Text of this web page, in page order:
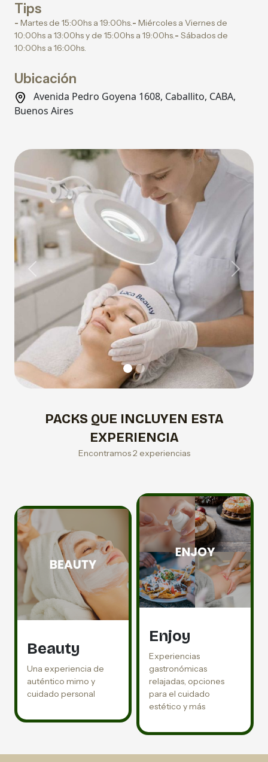
Tips
- Martes de 15:00hs a 19:00hs.- Miércoles a Viernes de
10:00hs a 13:00hs y de 15:00hs a 19:00hs.- Sábados de
10:00hs a 16:00hs.
Ubicación
Avenida Pedro Goyena 1608, Caballito, CABA,
Buenos Aires
Previous Next
PACKS QUE INCLUYEN ESTA
EXPERIENCIA
Encontramos 2 experiencias
Beauty
Una experiencia de
auténtico mimo y
cuidado personal
Enjoy
Experiencias
gastronómicas
relajadas, opciones
para el cuidado
estético y más